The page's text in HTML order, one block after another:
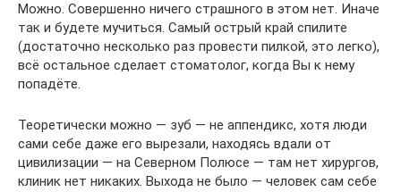
Можно. Совершенно ничего страшного в этом нет. Иначе
так и будете мучиться. Самый острый край спилите
(достаточно несколько раз провести пилкой, это легко),
всё остальное сделает стоматолог, когда Вы к нему
попадёте.
Теоретически можно — зуб — не аппендикс, хотя люди
сами себе даже его вырезали, находясь вдали от
цивилизации — на Северном Полюсе — там нет хирургов,
клиник нет никаких. Выхода не было — человек сам себе